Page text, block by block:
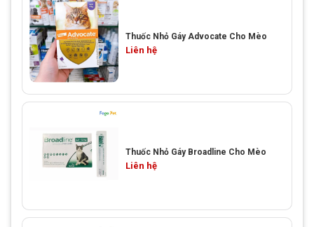
Thuốc Nhỏ Gáy Advocate Cho Mèo
Liên hệ
Thuốc Nhỏ Gáy Broadline Cho Mèo
Liên hệ